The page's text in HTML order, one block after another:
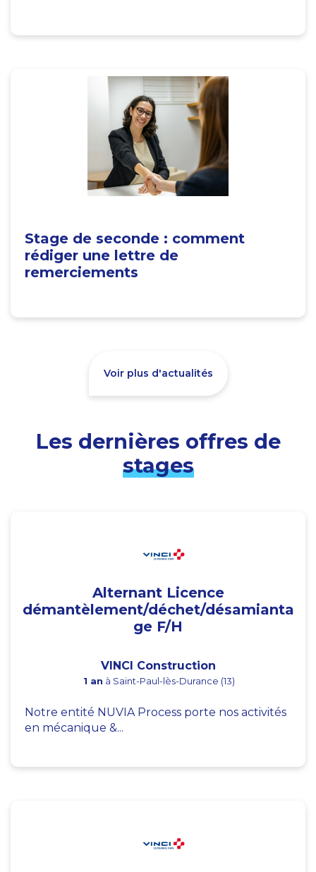
Stage de seconde : comment
rédiger une lettre de
remerciements
Voir plus d'actualités
Les dernières offres de
stages
Alternant Licence
démantèlement/déchet/désamianta
ge F/H
VINCI Construction
1 an à Saint-Paul-lès-Durance (13)
Notre entité NUVIA Process porte nos activités
en mécanique &...